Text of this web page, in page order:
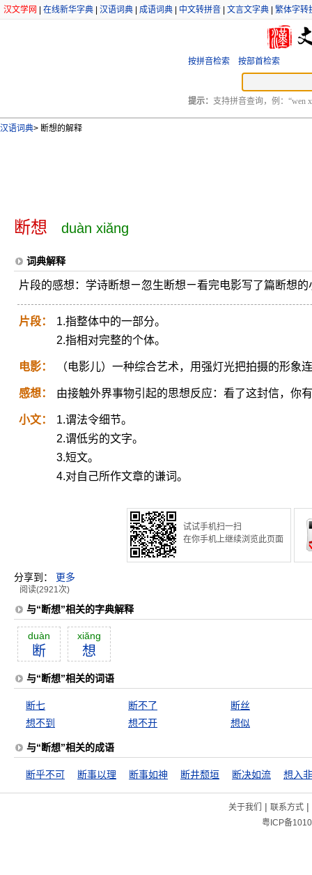
汉文学网 在线新华字典 汉语词典 成语词典 中文转拼音 文言文字典 繁体字转
按拼音检索 按部首检索
提示： 支持拼音查询，例：“wen
汉语词典> 断想的解释
断想 duàn xiǎng
词典解释
片段的感想：学诗断想ㄧ忽生断想ㄧ看完电影写了篇断想的
片段：
1.指整体中的一部分。
2.指相对完整的个体。
电影： （电影儿）一种综合艺术，用强灯光把拍摄的形象
感想： 由接触外界事物引起的思想反应：看了这封信，你
小文：
1.谓法令细节。
2.谓低劣的文字。
3.短文。
4.对自己所作文章的谦词。
试试手机扫一扫
在你手机上继续浏览此页面
分享到： 更多
阅读(2921次)
与“断想”相关的字典解释
duàn
断
xiăng
想
与“断想”相关的词语
断七 断不了
断丝
想不到
想不开 想似
与“断想”相关的成语
断乎不可 断事以理 断事如神 断井颓垣 断决如流 想入
关于我们 | 联系方式|
粤ICP备